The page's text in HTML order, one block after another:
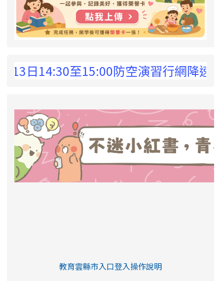
至15:00防空演習行網降速演練，
link to https://eliteracy.edu.tw/Shorts/
教育雲縣市入口登入操作說明